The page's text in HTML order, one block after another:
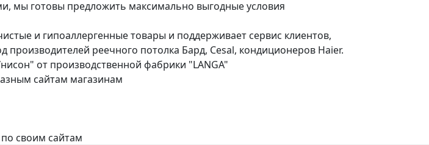
мы готовы предложить максимально выгодные условия
и гипоаллергенные товары и поддерживает сервис клиентов,
реечного потолка Бард, Cesal, кондиционеров Haier.
от производственной фабрики "LANGA"
сайтам магазинам
своим сайтам